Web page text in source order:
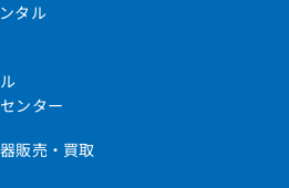
タル
ンター
販売・買取